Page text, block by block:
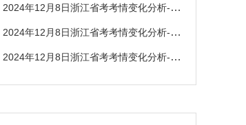
2024年12月8日浙江省考考情变化分析-资料分
2024年12月8日浙江省考考情变化分析-言语理
2024年12月8日浙江省考考情变化分析-数资